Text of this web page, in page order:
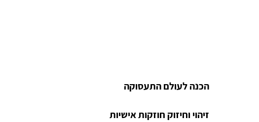
הכנה לעולם התעסוקה
זיהוי וחיזוק חוזקות אישיות